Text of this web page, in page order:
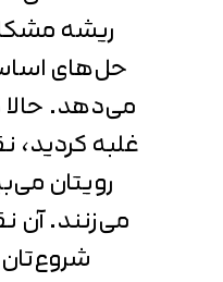
ریشه‌
‌حل‌های
می‌دهد.
غلبه کردید،
رویتان
می‌زنند. آن